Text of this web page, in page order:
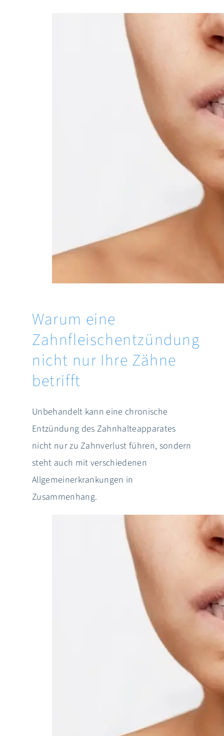
Warum eine
Zahnfleischentzündung
nicht nur Ihre Zähne
betrifft
Unbehandelt kann eine chronische
Entzündung des Zahnhalteapparates
nicht nur zu Zahnverlust führen, sondern
steht auch mit verschiedenen
Allgemeinerkrankungen in
Zusammenhang.